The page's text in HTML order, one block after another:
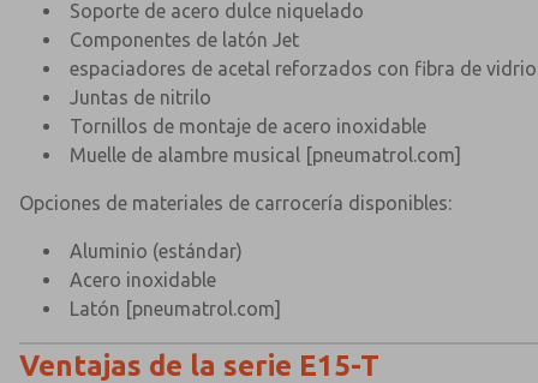
Soporte de acero dulce niquelado
Componentes de latón Jet
espaciadores de acetal reforzados con fibra de vidrio
Juntas de nitrilo
Tornillos de montaje de acero inoxidable
Muelle de alambre musical [pneumatrol.com]
Opciones de materiales de carrocería disponibles:
Aluminio (estándar)
Acero inoxidable
Latón [pneumatrol.com]
Ventajas de la serie E15-T